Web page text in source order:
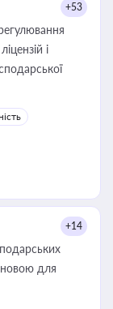
+53
і
+14
для